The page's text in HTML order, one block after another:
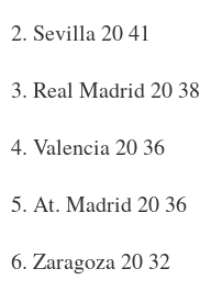
2. Sevilla 20 41
3. Real Madrid 20 38
4. Valencia 20 36
5. At. Madrid 20 36
6. Zaragoza 20 32